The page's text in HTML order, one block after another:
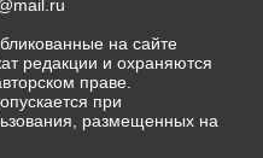
на сайте
редакции и охраняются
праве.
при
размещенных на